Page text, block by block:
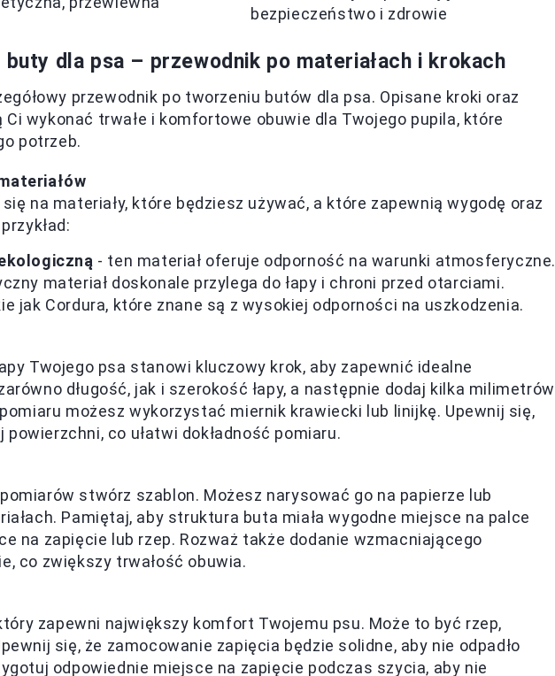
bezpieczeństwo i zdrowie
dla psa – przewodnik po materiałach i krokach
przewodnik po tworzeniu butów dla psa. Opisane kroki oraz
Ci wykonać trwałe i komfortowe obuwie dla Twojego pupila, które
potrzeb.
na materiały, które będziesz używać, a które zapewnią wygodę oraz
- ten materiał oferuje odporność na warunki atmosferyczne.
materiał doskonale przylega do łapy i chroni przed otarciami.
jak Cordura, które znane są z wysokiej odporności na uszkodzenia.
Twojego psa stanowi kluczowy krok, aby zapewnić idealne
długość, jak i szerokość łapy, a następnie dodaj kilka milimetrów
możesz wykorzystać miernik krawiecki lub linijkę. Upewnij się,
powierzchni, co ułatwi dokładność pomiaru.
stwórz szablon. Możesz narysować go na papierze lub
Pamiętaj, aby struktura buta miała wygodne miejsce na palce
na zapięcie lub rzep. Rozważ także dodanie wzmacniającego
co zwiększy trwałość obuwia.
zapewni największy komfort Twojemu psu. Może to być rzep,
się, że zamocowanie zapięcia będzie solidne, aby nie odpadło
odpowiednie miejsce na zapięcie podczas szycia, aby nie